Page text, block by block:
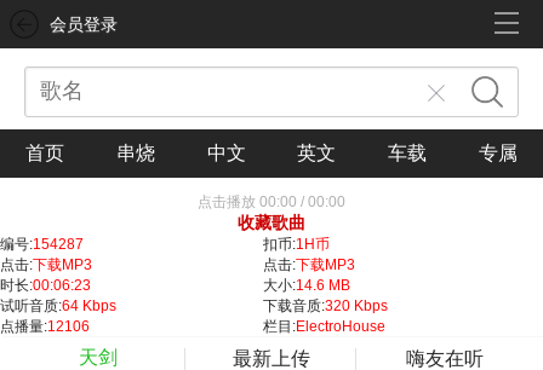
会员登录
首页 串烧 中文 英文 车载 专属
点击播放 00:00 / 00:00
收藏歌曲
编号:154287 扣币:1H币
点击:下载MP3 点击:下载MP3
时长:00:06:23 大小:14.6 MB
试听音质:64 Kbps 下载音质:320 Kbps
点播量:12106 栏目:ElectroHouse
天剑 最新上传 嗨友在听